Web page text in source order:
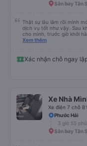
Sân bay Tân
Thật sự lâu lắm rồi mình
dịch vụ tốt như vậy. Sau
cho mình, trước giờ khởi
cung cấp số đt của bác
Xem thêm
Xác nhận chỗ ngay
Xe Nhà
Xe điện 7 chỗ
Phước Hải
3 giờ 55
Sân bay Tân